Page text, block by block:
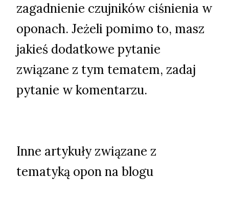
zagadnienie czujników ciśnienia w
oponach. Jeżeli pomimo to, masz
jakieś dodatkowe pytanie
związane z tym tematem, zadaj
pytanie w komentarzu.
Inne artykuły związane z
tematyką opon na blogu